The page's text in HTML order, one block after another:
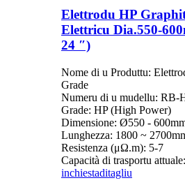
Elettrodu HP
Elettricu Dia.550-
24 ″)
Nome di u Produttu:
Grade
Numeru di u mudellu: RB-
Grade: HP (High Power)
Dimensione: Ø550 -
Lunghezza: 1800 ~
Resistenza (μΩ.m): 5-7
Capacità di trasportu
inchiestaditagliu